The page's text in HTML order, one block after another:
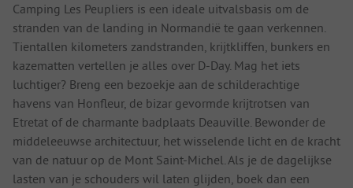
Camping Les Peupliers is een ideale uitvalsbasis om de
stranden van de landing in Normandië te gaan verkennen.
Tientallen kilometers zandstranden, krijtkliffen, bunkers en
kazematten vertellen je alles over D-Day. Mag het iets
luchtiger? Breng een bezoekje aan de schilderachtige
havens van Honfleur, de bizar gevormde krijtrotsen van
Etretat of de charmante badplaats Deauville. Bewonder de
middeleeuwse architectuur, het wisselende licht en de kracht
van de natuur op de Mont Saint-Michel. Als je de dagelijkse
lasten van je schouders wil laten glijden, boek dan een